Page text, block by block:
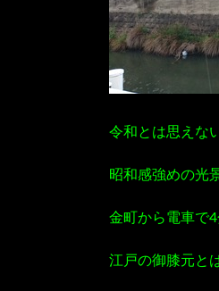
令和とは思えな
昭和感強めの光
金町から電車で
江戸の御膝元と